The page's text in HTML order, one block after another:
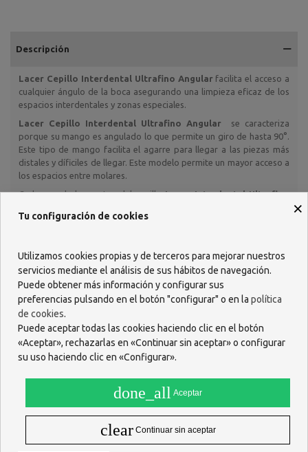
Descripción
Lacer Cepillo Interdental Ultrafino Angular facilita el acceso a
cualquier ángulo de la boca asegurando una limpieza eficaz de los
espacios interdentales y zonas especiales.
Lacer Cepillo Interdental Ultrafino Angular se caracteriza
porque su mango es angulado lo que permite un giro de hasta 90°.
Este tipo de mango facilita el agarre para llegar a las piezas más
distales y díficiles de llegar. Este modelo permite un mayor acceso a
los espacios entre molares.
Cada una de las partes del cepilloLacerInterdental Ultrafino
que, además de limpiar, proteja dientes y encías, destacando las
Ø 0,45mm
Filamentos:
Filamentos de Tynex de larga duración.
En presencia de humedad (saliva) se hinchan para un mayor
Filamentos que evitan dañar las superficies gingivales y dentales.
Alambre:
Alambre quirúrgico de alta resistencia a la rotura y larga
El alambre más fino y con la máxima fortaleza.
Recubierto totalmente de poliuretano.
Más higiénico, evita que las bacterias se depositen en el
bobinado del alambre.
×
Tu configuración de cookies
Utilizamos cookies propias y de terceros para mejorar nuestros
servicios mediante el análisis de sus hábitos de navegación.
Puede obtener más información y configurar sus
preferencias pulsando en el botón "configurar" o en la política
de cookies.
Puede aceptar todas las cookies haciendo clic en el botón
«Aceptar», rechazarlas en «Continuar sin aceptar» o configurar
su uso haciendo clic en «Configurar».
done_all Aceptar
clear Continuar sin aceptar